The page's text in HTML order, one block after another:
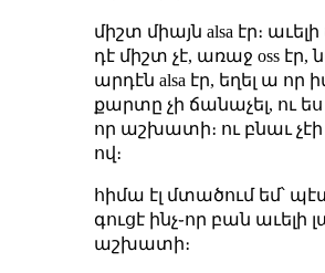
միշտ միայն alsa էր։
դէ միշտ չէ, առաջ oss էր,
արդէն alsa էր, եղել ա որ
քարտը չի ճանաչել, ու ես
որ աշխատի։ ու բնաւ չէի
ով։
հիմա էլ մտածում եմ՝
գուցէ ինչ֊որ բան աւելի
աշխատի։